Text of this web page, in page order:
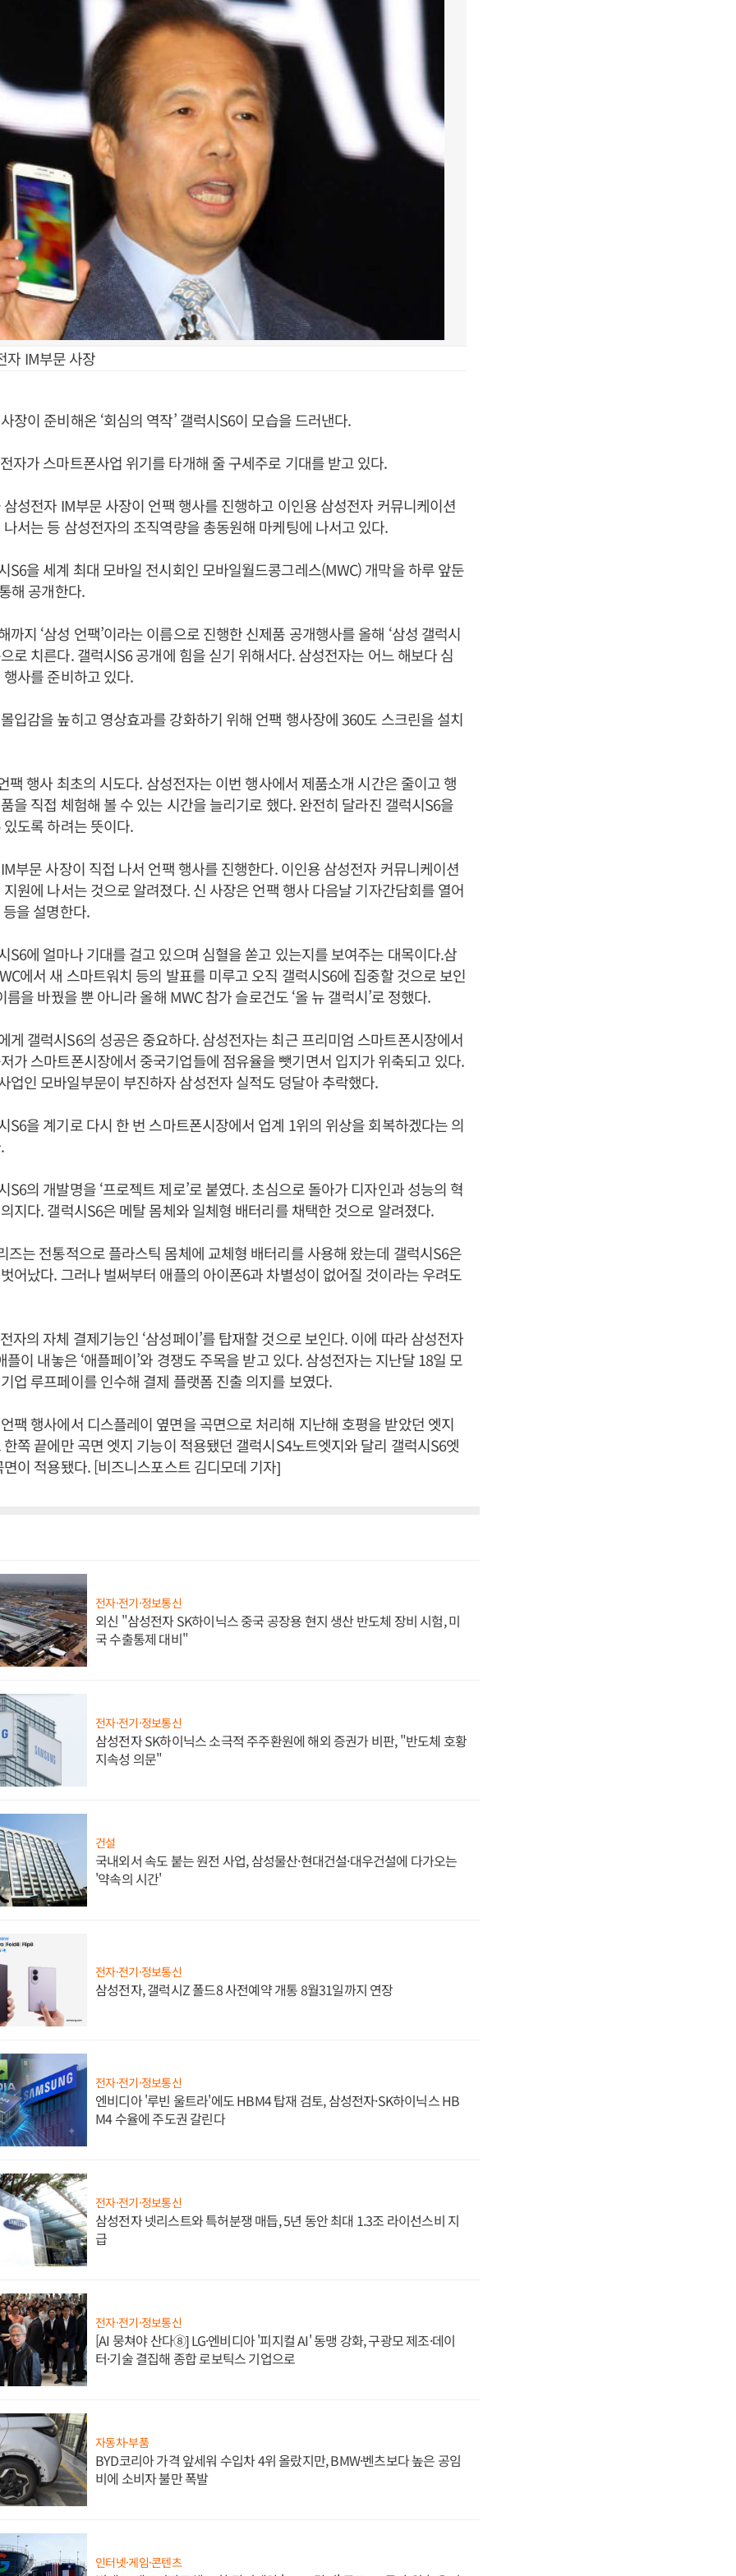
IM부문 사장
장이 준비해온 ‘회심의 역작’ 갤럭시S6이 모습을 드러낸다.
자가 스마트폰사업 위기를 타개해 줄 구세주로 기대를 받고 있다.
성전자 IM부문 사장이 언팩 행사를 진행하고 이인용 삼성전자 커뮤니케이션
서는 등 삼성전자의 조직역량을 총동원해 마케팅에 나서고 있다.
S6을 세계 최대 모바일 전시회인 모바일월드콩그레스(MWC) 개막을 하루 앞둔
해 공개한다.
까지 ‘삼성 언팩’이라는 이름으로 진행한 신제품 공개행사를 올해 ‘삼성 갤럭시
로 치른다. 갤럭시S6 공개에 힘을 싣기 위해서다. 삼성전자는 어느 해보다 심
사를 준비하고 있다.
입감을 높히고 영상효과를 강화하기 위해 언팩 행사장에 360도 스크린을 설치
팩 행사 최초의 시도다. 삼성전자는 이번 행사에서 제품소개 시간은 줄이고 행
을 직접 체험해 볼 수 있는 시간을 늘리기로 했다. 완전히 달라진 갤럭시S6을
도록 하려는 뜻이다.
부문 사장이 직접 나서 언팩 행사를 진행한다. 이인용 삼성전자 커뮤니케이션
원에 나서는 것으로 알려졌다. 신 사장은 언팩 행사 다음날 기자간담회를 열어
을 설명한다.
S6에 얼마나 기대를 걸고 있으며 심혈을 쏟고 있는지를 보여주는 대목이다.삼
에서 새 스마트워치 등의 발표를 미루고 오직 갤럭시S6에 집중할 것으로 보인
을 바꿨을 뿐 아니라 올해 MWC 참가 슬로건도 ‘올 뉴 갤럭시’로 정했다.
게 갤럭시S6의 성공은 중요하다. 삼성전자는 최근 프리미엄 스마트폰시장에서
가 스마트폰시장에서 중국기업들에 점유율을 뺏기면서 입지가 위축되고 있다.
업인 모바일부문이 부진하자 삼성전자 실적도 덩달아 추락했다.
S6을 계기로 다시 한 번 스마트폰시장에서 업계 1위의 위상을 회복하겠다는 의
S6의 개발명을 ‘프로젝트 제로’로 붙였다. 초심으로 돌아가 디자인과 성능의 혁
지다. 갤럭시S6은 메탈 몸체와 일체형 배터리를 채택한 것으로 알려졌다.
즈는 전통적으로 플라스틱 몸체에 교체형 배터리를 사용해 왔는데 갤럭시S6은
어났다. 그러나 벌써부터 애플의 아이폰6과 차별성이 없어질 것이라는 우려도
자의 자체 결제기능인 ‘삼성페이’를 탑재할 것으로 보인다. 이에 따라 삼성전자
플이 내놓은 ‘애플페이’와 경쟁도 주목을 받고 있다. 삼성전자는 지난달 18일 모
업 루프페이를 인수해 결제 플랫폼 진출 의지를 보였다.
팩 행사에서 디스플레이 옆면을 곡면으로 처리해 지난해 호평을 받았던 엣지
쪽 끝에만 곡면 엣지 기능이 적용됐던 갤럭시S4노트엣지와 달리 갤럭시S6엣
이 적용됐다. [비즈니스포스트 김디모데 기자]
전자·전기·정보통신
외신 "삼성전자 SK하이닉스 중국 공장용 현지 생산 반도체 장비 시험, 미
국 수출통제 대비"
전자·전기·정보통신
삼성전자 SK하이닉스 소극적 주주환원에 해외 증권가 비판, "반도체 호황
지속성 의문"
건설
국내외서 속도 붙는 원전 사업, 삼성물산·현대건설·대우건설에 다가오는
'약속의 시간'
전자·전기·정보통신
삼성전자, 갤럭시Z 폴드8 사전예약 개통 8월31일까지 연장
전자·전기·정보통신
엔비디아 '루빈 울트라'에도 HBM4 탑재 검토, 삼성전자·SK하이닉스 HB
M4 수율에 주도권 갈린다
전자·전기·정보통신
삼성전자 넷리스트와 특허분쟁 매듭, 5년 동안 최대 1.3조 라이선스비 지
급
전자·전기·정보통신
[AI 뭉쳐야 산다⑧] LG·엔비디아 '피지컬 AI' 동맹 강화, 구광모 제조·데이
터·기술 결집해 종합 로보틱스 기업으로
자동차·부품
BYD코리아 가격 앞세워 수입차 4위 올랐지만, BMW·벤츠보다 높은 공임
비에 소비자 불만 폭발
인터넷·게임·콘텐츠